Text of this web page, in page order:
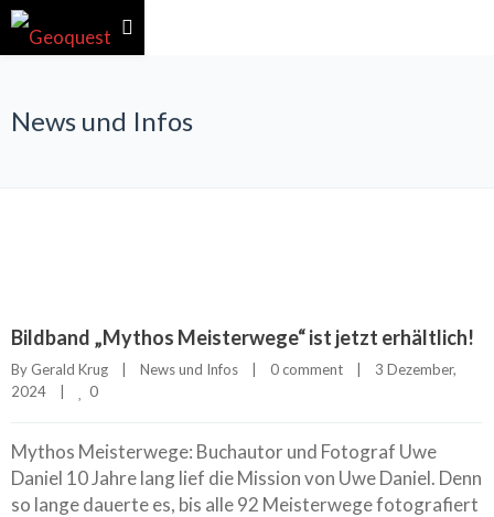
News und Infos
Bildband „Mythos Meisterwege“ ist jetzt erhältlich!
By Gerald Krug News und Infos 0 comment
3 Dezember,
2024
0
Mythos Meisterwege: Buchautor und Fotograf Uwe
Daniel 10 Jahre lang lief die Mission von Uwe Daniel. Denn
so lange dauerte es, bis alle 92 Meisterwege fotografiert